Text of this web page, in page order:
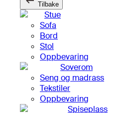
Tilbake
Stue
Sofa
Bord
Stol
Oppbevaring
Soverom
Seng og madrass
Tekstiler
Oppbevaring
Spiseplass